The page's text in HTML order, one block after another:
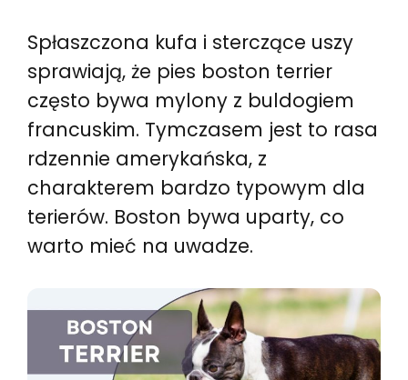
Spłaszczona kufa i sterczące uszy
sprawiają, że pies boston terrier
często bywa mylony z buldogiem
francuskim. Tymczasem jest to rasa
rdzennie amerykańska, z
charakterem bardzo typowym dla
terierów. Boston bywa uparty, co
warto mieć na uwadze.